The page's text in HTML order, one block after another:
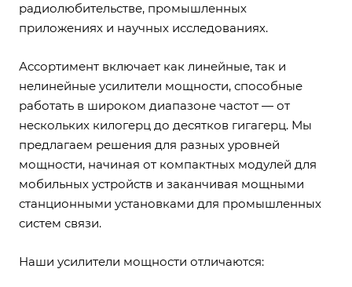
радиолюбительстве, промышленных
приложениях и научных исследованиях.
Ассортимент включает как линейные, так и
нелинейные усилители мощности, способные
работать в широком диапазоне частот — от
нескольких килогерц до десятков гигагерц. Мы
предлагаем решения для разных уровней
мощности, начиная от компактных модулей для
мобильных устройств и заканчивая мощными
станционными установками для промышленных
систем связи.
Наши усилители мощности отличаются: